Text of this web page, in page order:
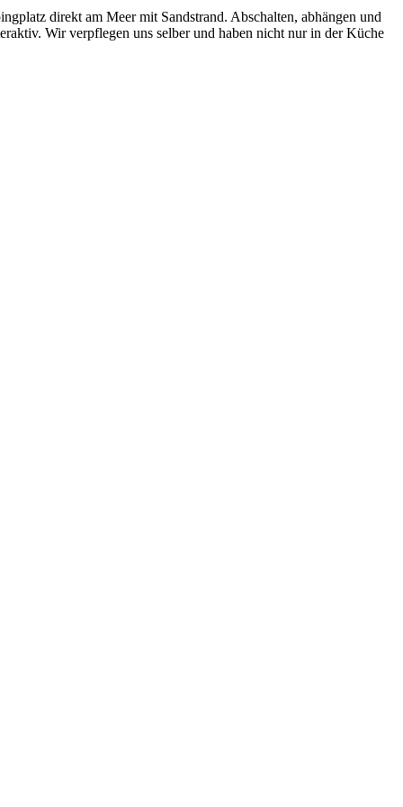
direkt am Meer mit Sandstrand. Abschalten, abhängen und
Wir verpflegen uns selber und haben nicht nur in der Küche